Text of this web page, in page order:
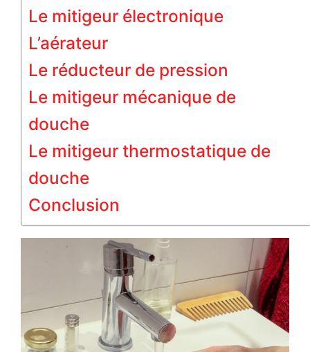
Le mitigeur électronique
L’aérateur
Le réducteur de pression
Le mitigeur mécanique de
douche
Le mitigeur thermostatique de
douche
Conclusion